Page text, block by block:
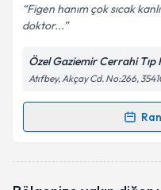
Figen hanım çok sıcak
doktor...
Özel Gaziemir Cerrahi Tıp
Atıfbey, Akçay Cd. No:266,
Randevu